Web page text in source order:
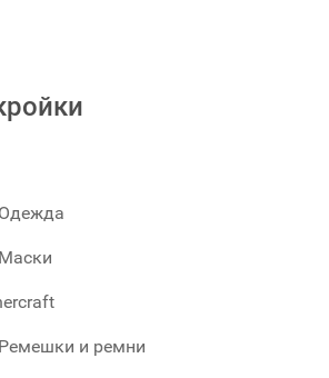
и ремни